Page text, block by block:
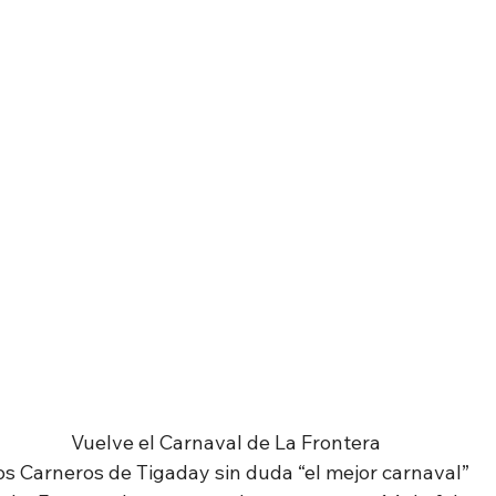
Vuelve el Carnaval de La Frontera
Carneros de Tigaday sin duda “el mejor carnaval”